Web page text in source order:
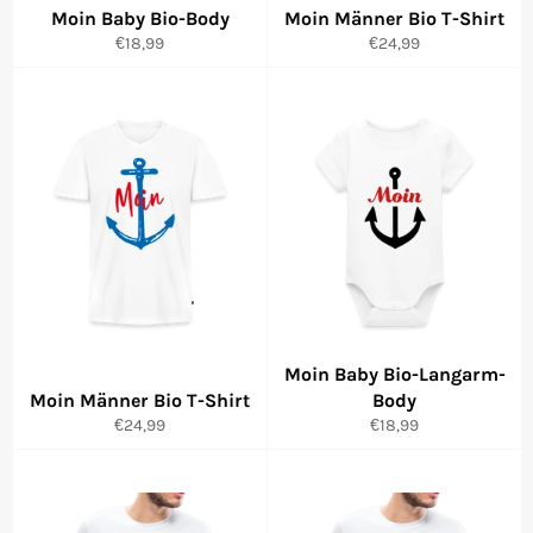
Moin Baby Bio-Body
Normaler
€18,99
Moin Männer Bio T-Shirt
Normaler
€24,99
Moin Männer Bio T-Shirt
Normaler
€24,99
Moin Baby Bio-Langarm-
Body
Normaler
€18,99